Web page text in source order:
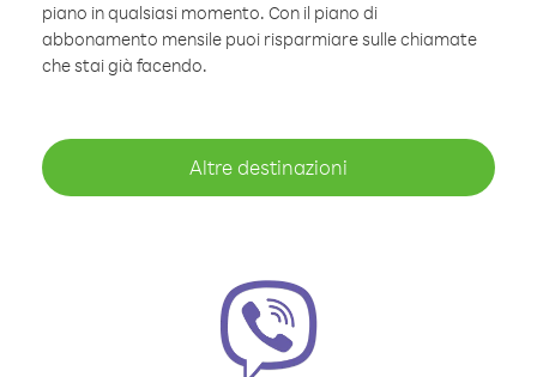
piano in qualsiasi momento. Con il piano di
abbonamento mensile puoi risparmiare sulle chiamate
che stai già facendo.
Altre destinazioni